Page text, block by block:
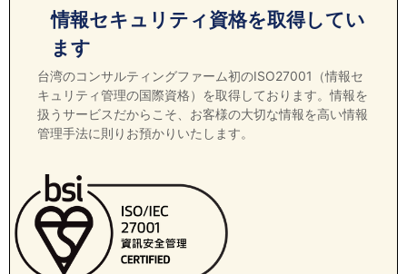
情報セキュリティ資格を取得してい
ます
台湾のコンサルティングファーム初のISO27001（情報セ
キュリティ管理の国際資格）を取得しております。情報を
扱うサービスだからこそ、お客様の大切な情報を高い情報
管理手法に則りお預かりいたします。